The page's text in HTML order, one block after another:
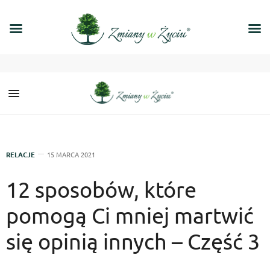
RELACJE 15 MARCA 2021
12 sposobów, które
pomogą Ci mniej martwić
się opinią innych – Część 3